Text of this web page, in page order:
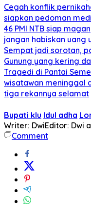
Cegah konflik
siapkan pedoman
46 PMI NTB siap
jangan habiskan uang
Sempat jadi sorotan,
Gunung yang kering
Tragedi di Pantai
wisatawan meninggal
tiga rekannya selamat
Bupati klu Idul adha
Writer: DwiEditor: Dwi
Comment